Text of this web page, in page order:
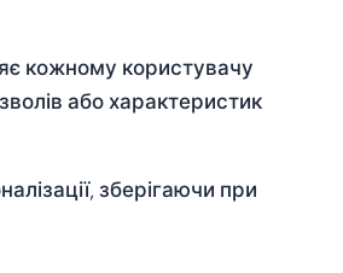
кожному користувачу
або характеристик
зберігаючи при